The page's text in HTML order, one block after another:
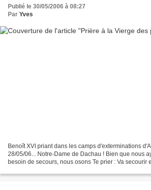
Publié le 30/05/2006 à 08:27
Par Yves
Benoît XVI priant dans les camps d'exterminations
28/05/06... Notre-Dame de Dachau ! Bien que nous
besoin de secours, nous osons Te prier : Va secourir